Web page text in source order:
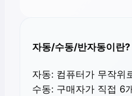
자동/수동/반자동이란?
자동: 컴퓨터가 무작위
수동: 구매자가 직접 6